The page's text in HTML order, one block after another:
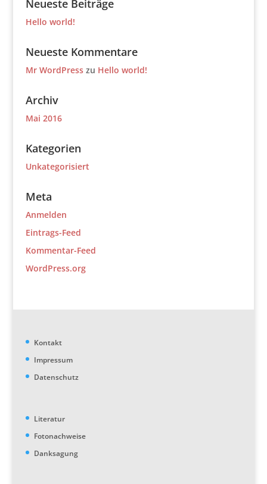
Neueste Beiträge
Hello world!
Neueste Kommentare
Mr WordPresszu Hello world!
Archiv
Mai 2016
Kategorien
Unkategorisiert
Meta
Anmelden
Eintrags-Feed
Kommentar-Feed
WordPress.org
Kontakt
Impressum
Datenschutz
Literatur
Fotonachweise
Danksagung